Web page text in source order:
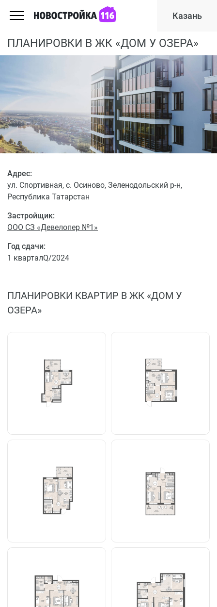
Казань
ПЛАНИРОВКИ В ЖК «ДОМ У ОЗЕРА»
Застройщик:
ООО СЗ «Девелопер №1»
Адрес:
ул. Спортивная, с. Осиново, Зеленодольский р-н,
Республика Татарстан
Год сдачи:
1 кварталQ/2024
ПЛАНИРОВКИ КВАРТИР В ЖК «ДОМ У
ОЗЕРА»